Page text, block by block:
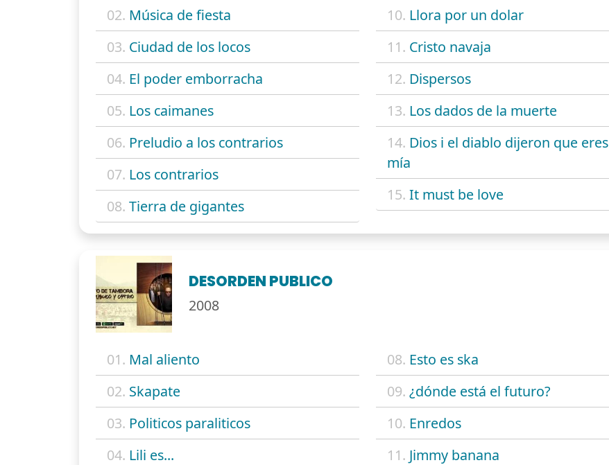
02. Música de fiesta
03. Ciudad de los locos
04. El poder emborracha
05. Los caimanes
06. Preludio a los contrarios
07. Los contrarios
08. Tierra de gigantes
10. Llora por un dolar
11. Cristo navaja
12. Dispersos
13. Los dados de la muerte
14. Dios i el diablo dijeron que eres
mía
15. It must be love
DESORDEN PUBLICO
2008
01. Mal aliento
02. Skapate
03. Politicos paraliticos
04. Lili es...
08. Esto es ska
09. ¿dónde está el futuro?
10. Enredos
11. Jimmy banana